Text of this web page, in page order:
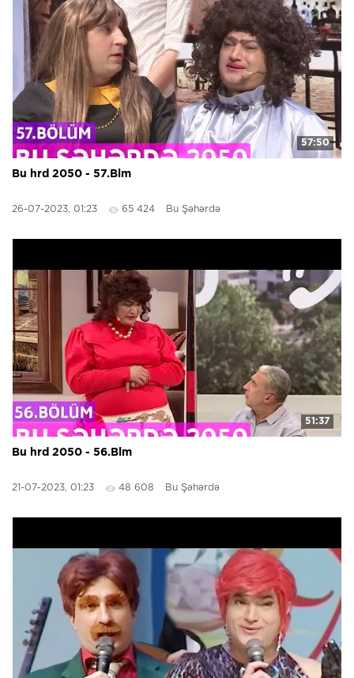
57:50
Bu hrd 2050 - 57.Blm
26-07-2023, 01:23 65 424 Bu Şəhərdə
51:37
Bu hrd 2050 - 56.Blm
21-07-2023, 01:23 48 608 Bu Şəhərdə